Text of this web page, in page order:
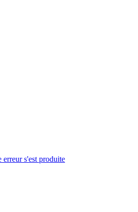
erreur s'est produite